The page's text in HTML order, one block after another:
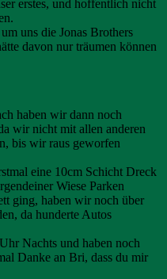
erstes, und hoffentlich nicht
uns die Jonas Brothers
davon nur träumen können
haben wir dann noch
wir nicht mit allen anderen
bis wir raus geworfen
eine 10cm Schicht Dreck
Wiese Parken
ging, haben wir noch über
da hunderte Autos
Nachts und haben noch
Danke an Bri, dass du mir